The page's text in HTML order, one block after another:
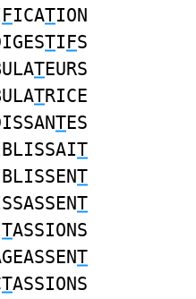
FICATION
TIFS
TEURS
TRICE
TES
T
T
T
TASSIONS
T
TASSIONS